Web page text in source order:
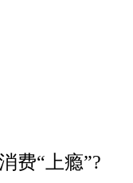
费“上瘾”?